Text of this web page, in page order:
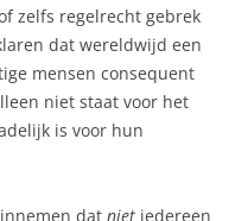
zelfs regelrecht gebrek
dat wereldwijd een
mensen consequent
niet staat voor het
is voor hun
dat niet iedereen